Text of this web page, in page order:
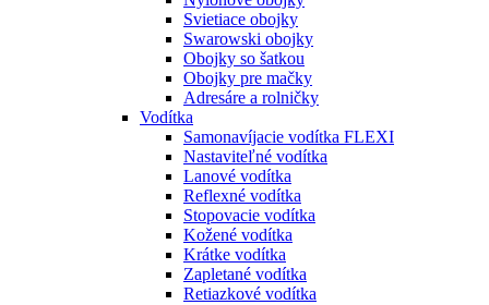
Svietiace obojky
Swarowski obojky
Obojky so šatkou
Obojky pre mačky
Adresáre a rolničky
Vodítka
Samonavíjacie vodítka FLEXI
Nastaviteľné vodítka
Lanové vodítka
Reflexné vodítka
Stopovacie vodítka
Kožené vodítka
Krátke vodítka
Zapletané vodítka
Retiazkové vodítka